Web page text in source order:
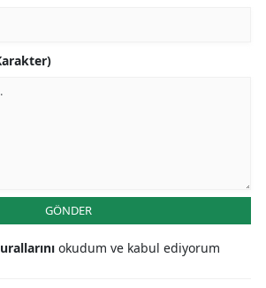
GÖNDER
okudum ve kabul ediyorum